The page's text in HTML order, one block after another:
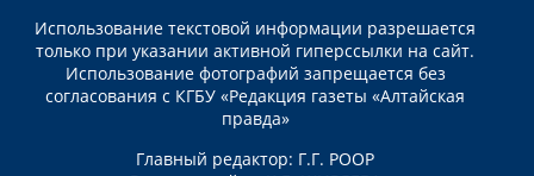
Использование текстовой информации разрешается
только при указании активной гиперссылки на сайт.
Использование фотографий запрещается без
согласования с КГБУ «Редакция газеты «Алтайская
правда»
Главный редактор: Г.Г. РООР